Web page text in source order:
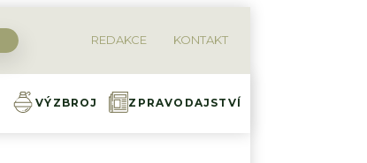
REDAKCE KONTAKT
VÝZBROJ ZPRAVODAJSTVÍ